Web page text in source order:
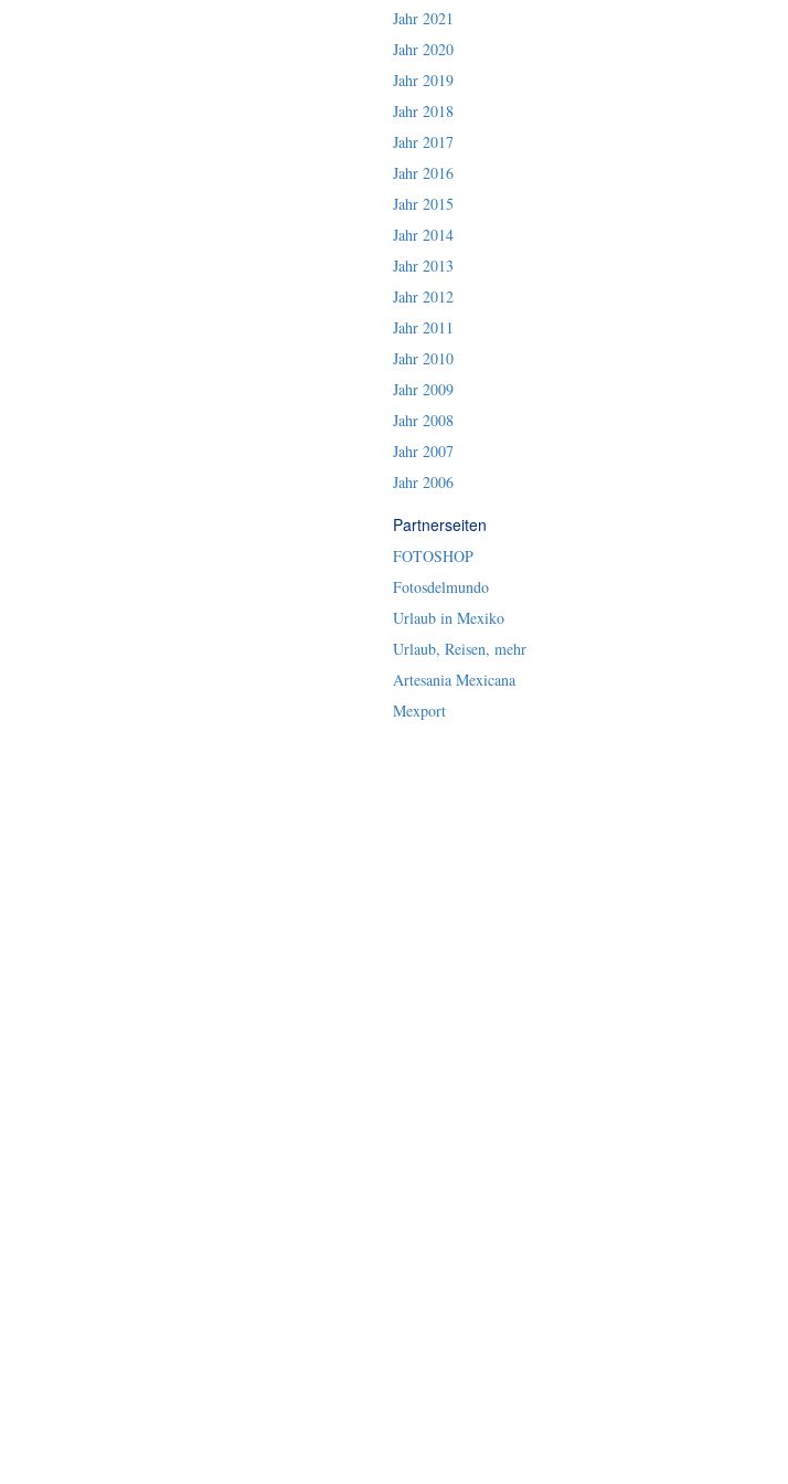
Jahr 2021
Jahr 2020
Jahr 2019
Jahr 2018
Jahr 2017
Jahr 2016
Jahr 2015
Jahr 2014
Jahr 2013
Jahr 2012
Jahr 2011
Jahr 2010
Jahr 2009
Jahr 2008
Jahr 2007
Jahr 2006
Partnerseiten
FOTOSHOP
Fotosdelmundo
Urlaub in Mexiko
Urlaub, Reisen, mehr
Artesania Mexicana
Mexport